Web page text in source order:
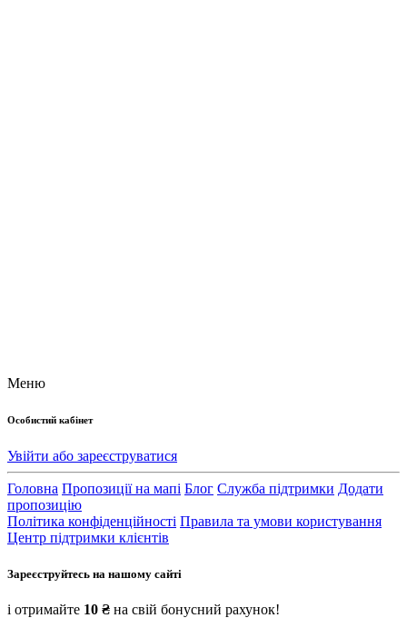
Меню
Особистий кабінет
Увійти або зареєструватися
Головна Пропозиції на мапі Блог Служба підтримки Додати
пропозицію
Політика конфіденційності Правила та умови користування
Центр підтримки клієнтів
Зареєструйтесь на нашому сайті
і отримайте 10 ₴ на свій бонусний рахунок!